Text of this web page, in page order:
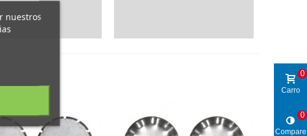
nuestros
Carro
0
Compare
0